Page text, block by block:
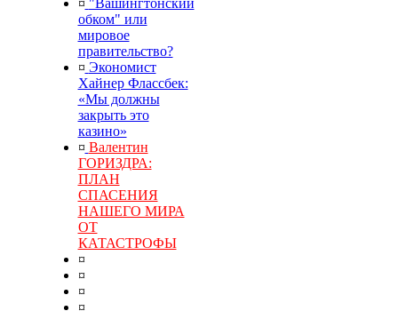
¤ "Вашингтонский
обком" или
мировое
правительство?
¤ Экономист
Хайнер Флассбек:
«Мы должны
закрыть это
казино»
¤ Валентин
ГОРИЗДРА:
ПЛАН
СПАСЕНИЯ
НАШЕГО МИРА
ОТ
КАТАСТРОФЫ
¤
¤
¤
¤